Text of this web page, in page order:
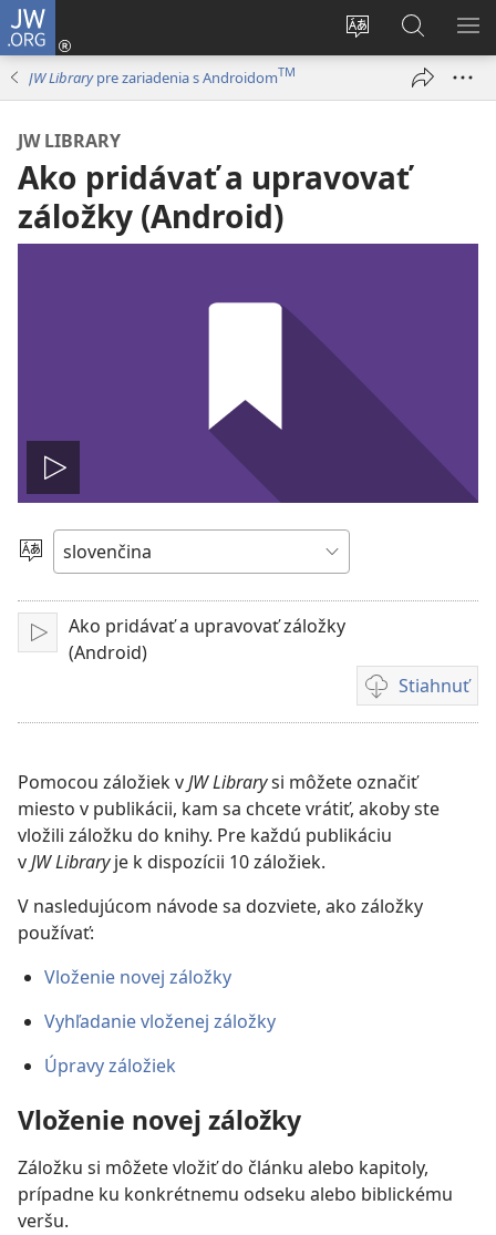
JW.ORG
Zmeniť
stránky
Prihlásiť
sa
na
JW.ORG
JW Librarypre zariadenia s AndroidomTM
JW LIBRARY
Ako pridávať a upravovať
záložky (Android)
Prehrať
video
Jazyk
Prehrať
Ako pridávať a upravovať záložky
(Android)
Stiahnuť
Možnosti
sťahovania
Pomocou záložiek vJW Librarysi môžete označiť
miesto v publikácii, kam sa chcete vrátiť, akoby ste
vložili záložku do knihy. Pre každú publikáciu
vJW Libraryje k dispozícii 10 záložiek.
V nasledujúcom návode sa dozviete, ako záložky
používať:
Vloženie novej záložky
Vyhľadanie vloženej záložky
Úpravy záložiek
Vloženie novej záložky
Záložku si môžete vložiť do článku alebo kapitoly,
prípadne ku konkrétnemu odseku alebo biblickému
veršu.